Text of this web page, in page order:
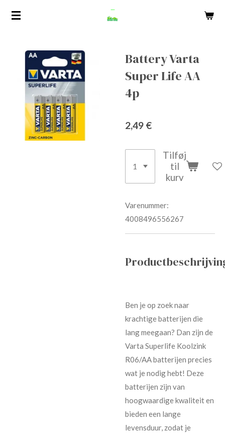
Spring
Battery Varta
Super Life AA
4p
2,49 €
Tilføj
til
kurv
Varenummer:
4008496556267
Ben je op zoek naar
krachtige batterijen die
lang meegaan? Dan zijn de
Varta Superlife Koolzink
R06/AA batterijen precies
wat je nodig hebt! Deze
batterijen zijn van
hoogwaardige kwaliteit en
bieden een lange
levensduur, zodat je